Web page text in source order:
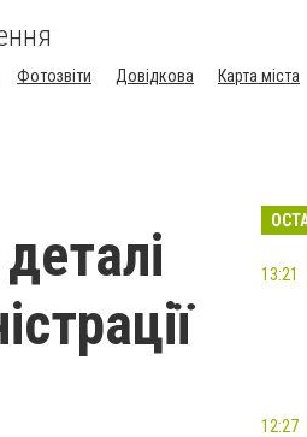
Фотозвіти Довідкова
Карта міста
13:21
12:27